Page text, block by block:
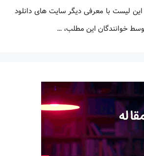
این لیست با معرفی دیگر سایت های دانلود
خوانندگان این مطلب، …